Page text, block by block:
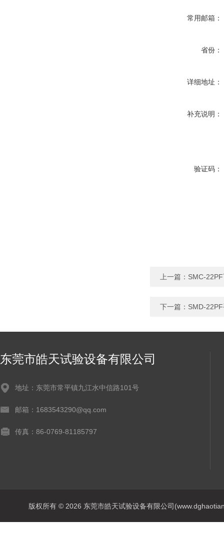
常用邮箱：
省份：
详细地址：
补充说明：
验证码：
上一篇： SMC-
下一篇： SMD-
东莞市皓天试验设备有限公司
地址：东莞市常平镇九江水中信路101号
邮箱：1683543290@qq.com
传真：86-0769-81185797
版权所有 © 2026 东莞市皓天试验设备有限公司